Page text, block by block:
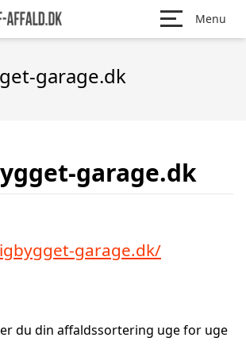
Menu
garage.dk
garage.dk
garage.dk/
du din affaldssortering uge for uge